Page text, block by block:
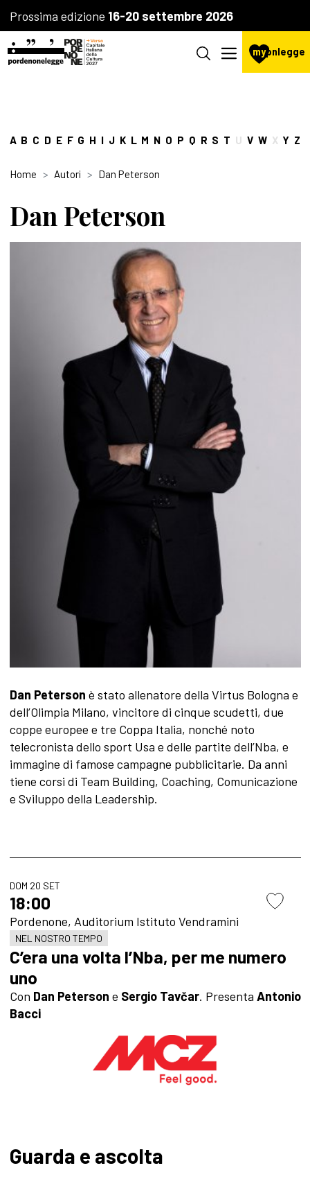
Prossima edizione 16-20 settembre 2026
mypnlegge
A B C D E F G H I J K L M N O P Q R S T U V W X Y Z
Home Autori Dan Peterson
Dan Peterson
Dan Peterson è stato allenatore della Virtus Bo­logna e
dell’Olimpia Milano, vincitore di cinque scudetti, due
coppe europee e tre Coppa Italia, nonché noto
telecronista dello sport Usa e delle partite dell’Nba, e
immagine di famose campa­gne pubblicitarie. Da anni
tiene corsi di Team Building, Coaching, Comunicazione
e Sviluppo della Leadership.
DOM 20 SET
18:00
Pordenone, Auditorium Istituto Vendramini
NEL NOSTRO TEMPO
C’era una volta l’Nba, per me numero
uno
Con Dan Peterson e Sergio Tavčar. Presenta Antonio
Bacci
Guarda e ascolta